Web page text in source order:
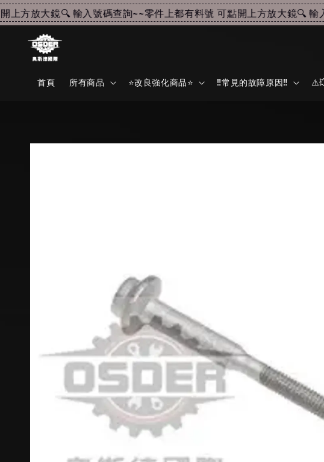
方放大鏡🔍 輸入號碼查詢~~零件上都有料號 可點開上方放大鏡🔍 輸入
首頁 所有商品 ⭐改良強化商品⭐ ‼️常見的故障原因‼️